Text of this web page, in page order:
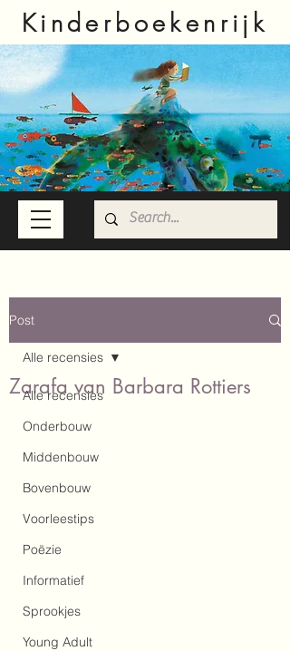
Kinderboekenrijk
Post
Alle recensies
Onderbouw
Middenbouw
Bovenbouw
Voorleestips
Poëzie
Informatief
Sprookjes
Young Adult
Alle recensies
Zarafa van Barbara Rottiers